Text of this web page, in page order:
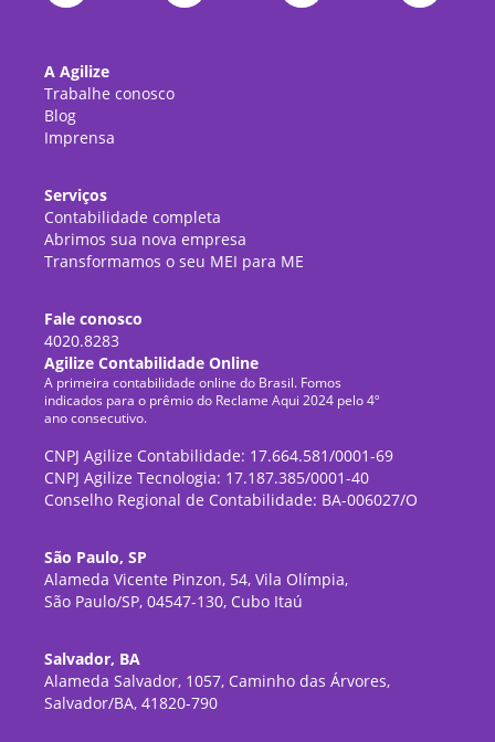
A Agilize
Trabalhe conosco
Blog
Imprensa
Serviços
Contabilidade completa
Abrimos sua nova empresa
Transformamos o seu MEI para ME
Fale conosco
4020.8283
Agilize Contabilidade Online
A primeira contabilidade online do Brasil. Fomos
indicados para o prêmio do Reclame Aqui 2024 pelo 4º
ano consecutivo.
CNPJ Agilize Contabilidade: 17.664.581/0001-69
CNPJ Agilize Tecnologia: 17.187.385/0001-40
Conselho Regional de Contabilidade: BA-006027/O
São Paulo, SP
Alameda Vicente Pinzon, 54, Vila Olímpia,
São Paulo/SP, 04547-130, Cubo Itaú
Salvador, BA
Alameda Salvador, 1057, Caminho das Árvores,
Salvador/BA, 41820-790